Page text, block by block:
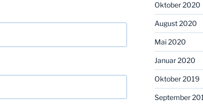
Oktober 2020
August 2020
Mai 2020
Januar 2020
Oktober 2019
September